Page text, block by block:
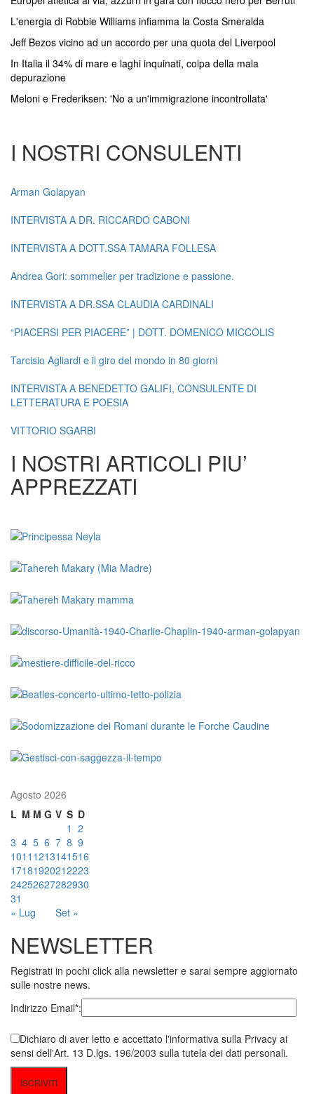
L'energia di Robbie Williams infiamma la Costa Smeralda
Jeff Bezos vicino ad un accordo per una quota del Liverpool
In Italia il 34% di mare e laghi inquinati, colpa della mala
depurazione
Meloni e Frederiksen: 'No a un'immigrazione incontrollata'
I NOSTRI CONSULENTI
Arman Golapyan
INTERVISTA A DR. RICCARDO CABONI
INTERVISTA A DOTT.SSA TAMARA FOLLESA
Andrea Gori: sommelier per tradizione e passione.
INTERVISTA A DR.SSA CLAUDIA CARDINALI
“PIACERSI PER PIACERE” | DOTT. DOMENICO MICCOLIS
Tarcisio Agliardi e il giro del mondo in 80 giorni
INTERVISTA A BENEDETTO GALIFI, CONSULENTE DI
LETTERATURA E POESIA
VITTORIO SGARBI
I NOSTRI ARTICOLI PIU’
APPREZZATI
Agosto 2026
L M M G V S D
« Lug Set »
1 2
3 4 5 6 7 8 9
1011 1213141516
17181920212223
24252627282930
31
NEWSLETTER
Registrati in pochi click alla newsletter e sarai sempre aggiornato
sulle nostre news.
Indirizzo Email*:
Dichiaro di aver letto e accettato l'informativa sulla Privacy ai
sensi dell'Art. 13 D.lgs. 196/2003 sulla tutela dei dati personali.